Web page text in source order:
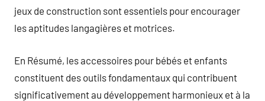
jeux de construction sont essentiels pour encourager
les aptitudes langagières et motrices.
En Résumé, les accessoires pour bébés et enfants
constituent des outils fondamentaux qui contribuent
significativement au développement harmonieux et à la